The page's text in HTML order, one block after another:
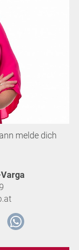
melde dich